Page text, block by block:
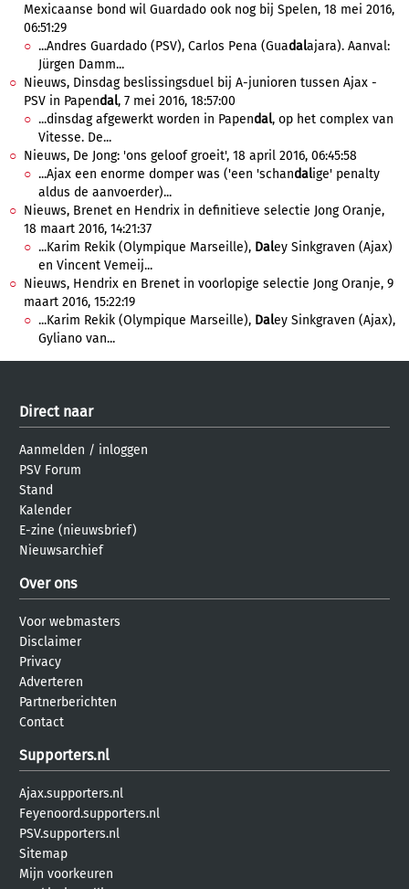
Mexicaanse bond wil Guardado ook nog bij Spelen, 18 mei 2016,
06:51:29
...Andres Guardado (PSV), Carlos Pena (Guadalajara). Aanval:
Jürgen Damm...
Nieuws, Dinsdag beslissingsduel bij A-junioren tussen Ajax -
PSV in Papendal, 7 mei 2016, 18:57:00
...dinsdag afgewerkt worden in Papendal, op het complex van
Vitesse. De...
Nieuws, De Jong: 'ons geloof groeit', 18 april 2016, 06:45:58
...Ajax een enorme domper was ('een 'schandalige' penalty
aldus de aanvoerder)...
Nieuws, Brenet en Hendrix in definitieve selectie Jong Oranje,
18 maart 2016, 14:21:37
...Karim Rekik (Olympique Marseille), Daley Sinkgraven (Ajax)
en Vincent Vemeij...
Nieuws, Hendrix en Brenet in voorlopige selectie Jong Oranje, 9
maart 2016, 15:22:19
...Karim Rekik (Olympique Marseille), Daley Sinkgraven (Ajax),
Gyliano van...
Direct naar
Aanmelden / inloggen
PSV Forum
Stand
Kalender
E-zine (nieuwsbrief)
Nieuwsarchief
Over ons
Voor webmasters
Disclaimer
Privacy
Adverteren
Partnerberichten
Contact
Supporters.nl
Ajax.supporters.nl
Feyenoord.supporters.nl
PSV.supporters.nl
Sitemap
Mijn voorkeuren